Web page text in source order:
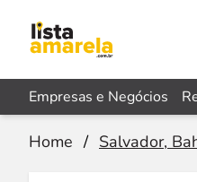
Empresas e Negócios
Home / Salvador,